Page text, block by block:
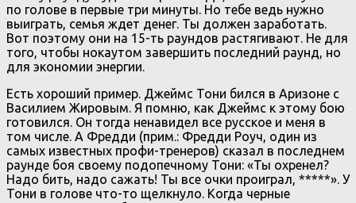
по голове в первые три минуты. Но тебе ведь нужно
выиграть, семья ждет денег. Ты должен заработать.
Вот поэтому они на 15-ть раундов растягивают. Не для
того, чтобы нокаутом завершить последний раунд, но
для экономии энергии.
Есть хороший пример. Джеймс Тони бился в Аризоне с
Василием Жировым. Я помню, как Джеймс к этому бою
готовился. Он тогда ненавидел все русское и меня в
том числе. А Фредди (прим.: Фредди Роуч, один из
самых известных профи-тренеров) сказал в последнем
раунде боя своему подопечному Тони: «Ты охренел?
Надо бить, надо сажать! Ты все очки проиграл, *****». У
Тони в голове что-то щелкнуло. Когда черные